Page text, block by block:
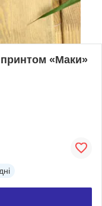
принтом «Маки»